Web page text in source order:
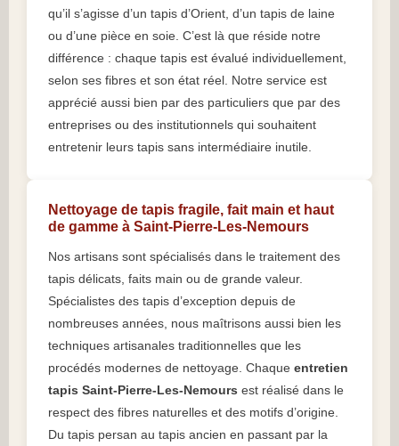
qu’il s’agisse d’un tapis d’Orient, d’un tapis de laine
ou d’une pièce en soie. C’est là que réside notre
différence : chaque tapis est évalué individuellement,
selon ses fibres et son état réel. Notre service est
apprécié aussi bien par des particuliers que par des
entreprises ou des institutionnels qui souhaitent
entretenir leurs tapis sans intermédiaire inutile.
Nettoyage de tapis fragile, fait main et haut
de gamme à Saint-Pierre-Les-Nemours
Nos artisans sont spécialisés dans le traitement des
tapis délicats, faits main ou de grande valeur.
Spécialistes des tapis d’exception depuis de
nombreuses années, nous maîtrisons aussi bien les
techniques artisanales traditionnelles que les
procédés modernes de nettoyage. Chaque entretien
tapis Saint-Pierre-Les-Nemours est réalisé dans le
respect des fibres naturelles et des motifs d’origine.
Du tapis persan au tapis ancien en passant par la